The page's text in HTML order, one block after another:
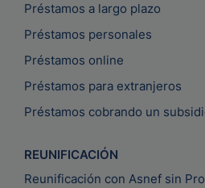
Préstamos a largo plazo
Préstamos personales
Préstamos online
Préstamos para extranjeros
Préstamos cobrando un
REUNIFICACIÓN
Reunificación con Asnef sin